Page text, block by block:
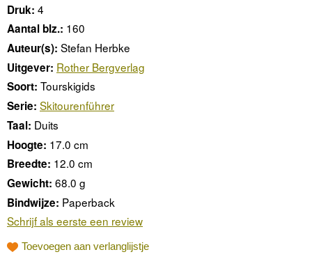
Druk: 4
Aantal blz.: 160
Auteur(s): Stefan Herbke
Uitgever: Rother Bergverlag
Soort: Tourskigids
Serie: Skitourenführer
Taal: Duits
Hoogte: 17.0 cm
Breedte: 12.0 cm
Gewicht: 68.0 g
Bindwijze: Paperback
Schrijf als eerste een review
Toevoegen aan verlanglijstje